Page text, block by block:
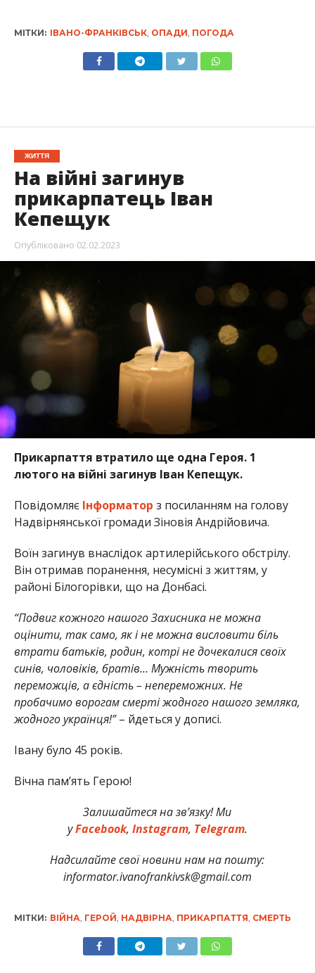
МІТКИ: ІВАНО-ФРАНКІВСЬК, ОПАДИ ПОГОДА
ЖИТТЯ
На війні загинув
прикарпатець Іван
Кепещук
Опубліковано 02.02.2023
Прикарпаття втратило ще одна Героя. 1
лютого на війні загинув Іван Кепещук.
Повідомляє Інформатор з посиланням на голову
Надвірнянської громади Зіновія Андрійовича.
Воїн загинув внаслідок артилерійського обстрілу.
Він отримав поранення, несумісні з життям, у
районі Білогорівки, що на Донбасі.
“Подвиг кожного нашого Захисника не можна
оцінити, так само, як і не можна висловити біль
втрати батьків, родин, котрі не дочекалися своїх
синів, чоловіків, братів… Мужність творить
переможців, а єдність – непереможних. Не
пробачимо ворогам смерті жодного нашого земляка,
жодного українця!”– йдеться у дописі.
Івану було 45 років.
Вічна пам’ять Герою!
Залишайтеся на зв’язку! Ми
уFacebook, Instagram, Telegram.
Надсилайте свої новини нам на пошту:
informator.ivanofrankivsk@gmail.com
МІТКИ: ВІЙНА ГЕРОЙ НАДВІРНА ПРИКАРПАТТЯ СМЕРТЬ